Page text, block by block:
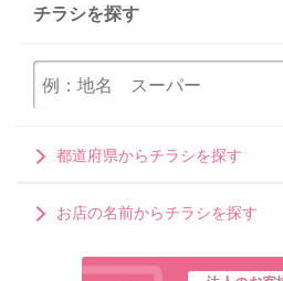
チラシを探す
都道府県からチラシを探す
お店の名前からチラシを探す